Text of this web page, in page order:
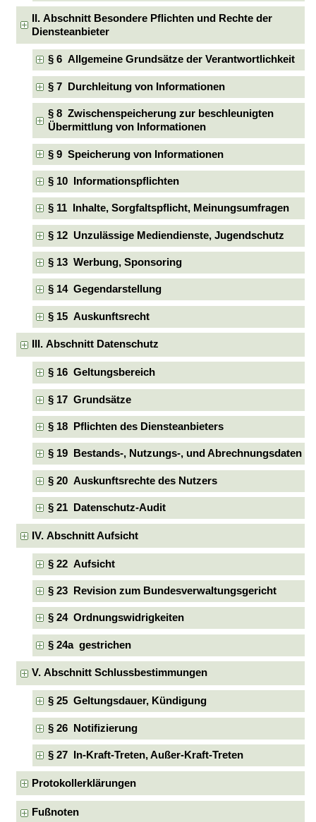
II. Abschnitt Besondere Pflichten und Rechte der
Diensteanbieter
§ 6 Allgemeine Grundsätze der Verantwortlichkeit
§ 7 Durchleitung von Informationen
§ 8 Zwischenspeicherung zur beschleunigten
Übermittlung von Informationen
§ 9 Speicherung von Informationen
§ 10 Informationspflichten
§ 11 Inhalte, Sorgfaltspflicht, Meinungsumfragen
§ 12 Unzulässige Mediendienste, Jugendschutz
§ 13 Werbung, Sponsoring
§ 14 Gegendarstellung
§ 15 Auskunftsrecht
III. Abschnitt Datenschutz
§ 16 Geltungsbereich
§ 17 Grundsätze
§ 18 Pflichten des Diensteanbieters
§ 19 Bestands-, Nutzungs-, und Abrechnungsdaten
§ 20 Auskunftsrechte des Nutzers
§ 21 Datenschutz-Audit
IV. Abschnitt Aufsicht
§ 22 Aufsicht
§ 23 Revision zum Bundesverwaltungsgericht
§ 24 Ordnungswidrigkeiten
§ 24a gestrichen
V. Abschnitt Schlussbestimmungen
§ 25 Geltungsdauer, Kündigung
§ 26 Notifizierung
§ 27 In-Kraft-Treten, Außer-Kraft-Treten
Protokollerklärungen
Fußnoten